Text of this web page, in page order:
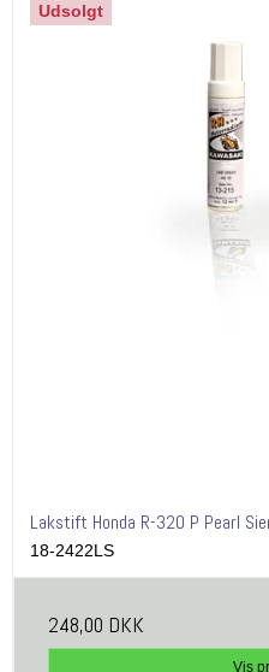
Udsolgt
Lakstift Honda R-320 P Pearl
18-2422LS
248,00 DKK
Vis